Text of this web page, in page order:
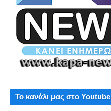
Το κανάλι μας στο Youtube